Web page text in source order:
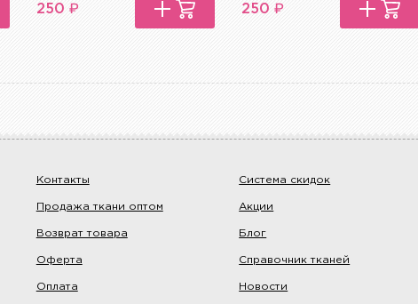
250 ₽ 250 ₽
Контакты
Продажа ткани оптом
Возврат товара
Оферта
Оплата
Система скидок
Акции
Блог
Справочник тканей
Новости